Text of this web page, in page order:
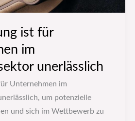
ist für
im
unerlässlich
Unternehmen im
um potenzielle
und sich im Wettbewerb zu